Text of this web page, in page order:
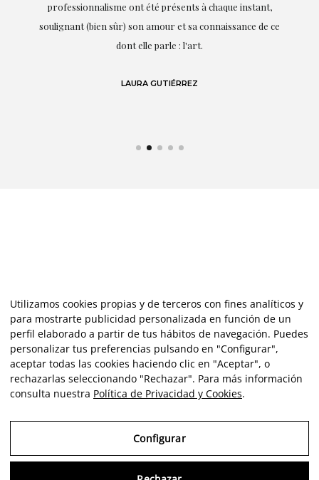
professionnalisme ont été présents à chaque instant,
soulignant (bien sûr) son amour et sa connaissance de ce
dont elle parle : l'art.
LAURA GUTIÉRREZ
Utilizamos cookies propias y de terceros con fines analíticos y
para mostrarte publicidad personalizada en función de un
perfil elaborado a partir de tus hábitos de navegación. Puedes
personalizar tus preferencias pulsando en "Configurar",
aceptar todas las cookies haciendo clic en "Aceptar", o
rechazarlas seleccionando "Rechazar". Para más información
consulta nuestra Política de Privacidad y Cookies.
Configurar